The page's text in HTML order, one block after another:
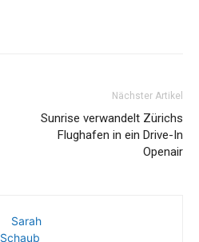
Nächster Artikel
Sunrise verwandelt Zürichs
Flughafen in ein Drive-In
Openair